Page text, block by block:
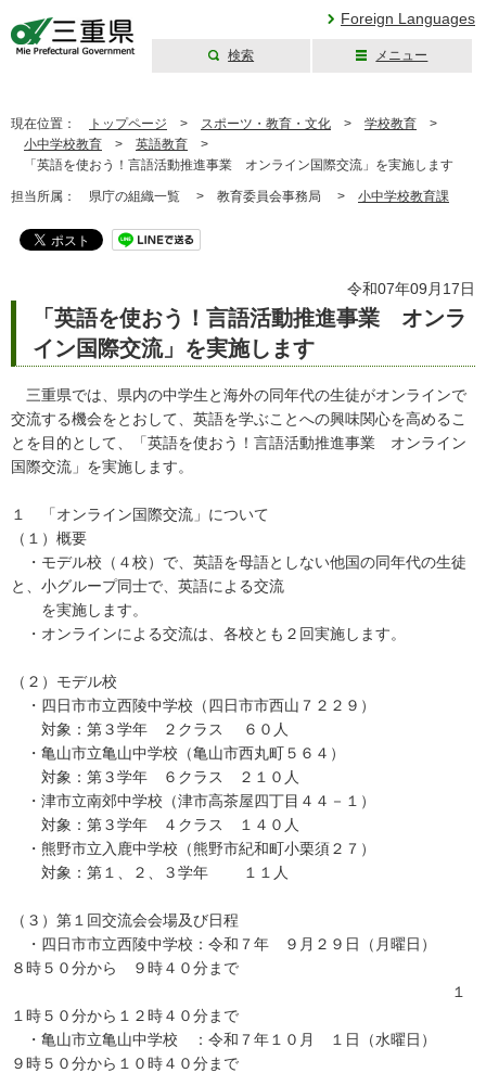
Foreign Languages
検索 メニュー
現在位置： トップページ > スポーツ・教育・文化 > 学校教育 >
小中学校教育 > 英語教育 >
「英語を使おう！言語活動推進事業 オンライン国際交流」を実施します
担当所属： 県庁の組織一覧 > 教育委員会事務局 > 小中学校教育課
令和07年09月17日
「英語を使おう！言語活動推進事業 オンラ
イン国際交流」を実施します
三重県では、県内の中学生と海外の同年代の生徒がオンラインで
交流する機会をとおして、英語を学ぶことへの興味関心を高めるこ
とを目的として、「英語を使おう！言語活動推進事業 オンライン
国際交流」を実施します。
１ 「オンライン国際交流」について
（１）概要
・モデル校（４校）で、英語を母語としない他国の同年代の生徒
と、小グループ同士で、英語による交流
を実施します。
・オンラインによる交流は、各校とも２回実施します。
（２）モデル校
・四日市市立西陵中学校（四日市市西山７２２９）
対象：第３学年 ２クラス ６０人
・亀山市立亀山中学校（亀山市西丸町５６４）
対象：第３学年 ６クラス ２１０人
・津市立南郊中学校（津市高茶屋四丁目４４－１）
対象：第３学年 ４クラス １４０人
・熊野市立入鹿中学校（熊野市紀和町小栗須２７）
対象：第１、２、３学年 １１人
（３）第１回交流会会場及び日程
・四日市市立西陵中学校：令和７年 ９月２９日（月曜日）
８時５０分から ９時４０分まで
１
１時５０分から１２時４０分まで
・亀山市立亀山中学校 ：令和７年１０月 １日（水曜日）
９時５０分から１０時４０分まで